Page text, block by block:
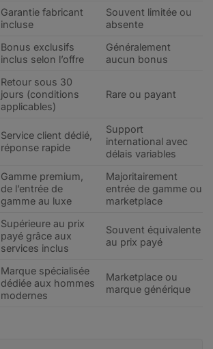
Garantie fabricant
incluse
Souvent limitée ou
absente
Bonus exclusifs
inclus selon l’offre
Généralement
aucun bonus
Retour sous 30
jours (conditions
applicables)
Rare ou payant
Service client dédié,
réponse rapide
Support
international avec
délais variables
Gamme premium,
de l’entrée de
gamme au luxe
Majoritairement
entrée de gamme ou
marketplace
Supérieure au prix
payé grâce aux
services inclus
Souvent équivalente
au prix payé
Marque spécialisée
dédiée aux hommes
modernes
Marketplace ou
marque générique